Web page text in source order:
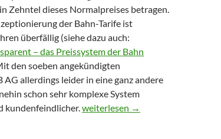
Zehntel dieses Normalpreises betragen.
der Bahn-Tarife ist
überfällig (siehe dazu auch:
– das Preissystem der Bahn
den soeben angekündigten
allerdings leider in eine ganz andere
schon sehr komplexe System
kundenfeindlicher.Die Deutsche Bahn reformiert das
weiterlesen →